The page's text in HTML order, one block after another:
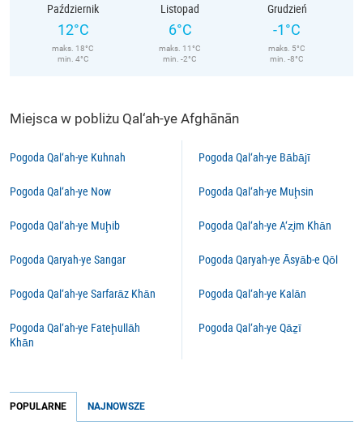
Październik
12°C
maks. 18°C
min. 4°C
Listopad
6°C
maks. 11°C
min. -2°C
Grudzień
-1°C
maks. 5°C
min. -8°C
Miejsca w pobliżu Qal‘ah-ye Afghānān
Pogoda Qal‘ah-ye Kuhnah
Pogoda Qal‘ah-ye Now
Pogoda Qal‘ah-ye Muḩib
Pogoda Qaryah-ye Sangar
Pogoda Qal‘ah-ye Sarfarāz Khān
Pogoda Qal‘ah-ye Fateḩullāh
Khān
Pogoda Qal‘ah-ye Bābājī
Pogoda Qal‘ah-ye Muḩsin
Pogoda Qal‘ah-ye A‘z̧im Khān
Pogoda Qaryah-ye Āsyāb-e Qōl
Pogoda Qal‘ah-ye Kalān
Pogoda Qal‘ah-ye Qāẕī
POPULARNE NAJNOWSZE